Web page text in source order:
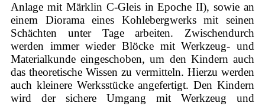
Anlage mit Märklin C-Gleis in Epoche II), sowie an
einem Diorama eines Kohlebergwerks mit seinen
Schächten unter Tage arbeiten. Zwischendurch
werden immer wieder Blöcke mit Werkzeug- und
Materialkunde eingeschoben, um den Kindern auch
das theoretische Wissen zu vermitteln. Hierzu werden
auch kleinere Werksstücke angefertigt. Den Kindern
wird der sichere Umgang mit Werkzeug und